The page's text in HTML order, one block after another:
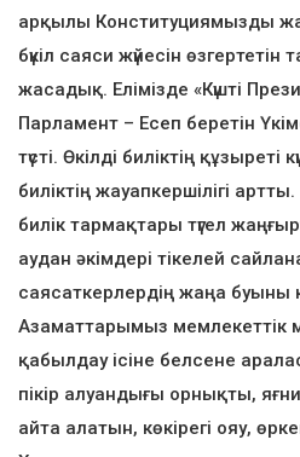
арқылы Конституциямызды
бүкіл саяси жүйесін
жасадық. Елімізде «Күшті
Парламент – Есеп беретін
түсті. Өкілді биліктің құзыреті
биліктің жауапкершілігі
билік тармақтары түгел
аудан әкімдері тікелей
саясаткерлердің жаңа буыны
Азаматтарымыз
қабылдау ісіне белсене
пікір алуандығы орнықты,
айта алатын, көкірегі ояу,